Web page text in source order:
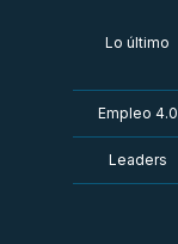
Lo último
Empleo 4.0
Leaders